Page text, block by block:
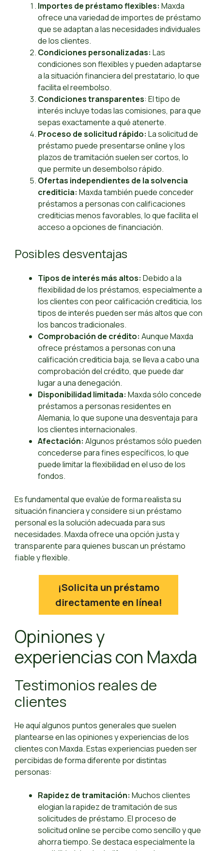
Importes de préstamo flexibles: Maxda
ofrece una variedad de importes de préstamo
que se adaptan a las necesidades individuales
de los clientes.
Condiciones personalizadas: Las
condiciones son flexibles y pueden adaptarse
a la situación financiera del prestatario, lo que
facilita el reembolso.
Condiciones transparentes: El tipo de
interés incluye todas las comisiones, para que
sepas exactamente a qué atenerte.
Proceso de solicitud rápido: La solicitud de
préstamo puede presentarse online y los
plazos de tramitación suelen ser cortos, lo
que permite un desembolso rápido.
Ofertas independientes de la solvencia
crediticia: Maxda también puede conceder
préstamos a personas con calificaciones
crediticias menos favorables, lo que facilita el
acceso a opciones de financiación.
Posibles desventajas
Tipos de interés más altos: Debido a la
flexibilidad de los préstamos, especialmente a
los clientes con peor calificación crediticia, los
tipos de interés pueden ser más altos que con
los bancos tradicionales.
Comprobación de crédito: Aunque Maxda
ofrece préstamos a personas con una
calificación crediticia baja, se lleva a cabo una
comprobación del crédito, que puede dar
lugar a una denegación.
Disponibilidad limitada: Maxda sólo concede
préstamos a personas residentes en
Alemania, lo que supone una desventaja para
los clientes internacionales.
Afectación: Algunos préstamos sólo pueden
concederse para fines específicos, lo que
puede limitar la flexibilidad en el uso de los
fondos.
Es fundamental que evalúe de forma realista su
situación financiera y considere si un préstamo
personal es la solución adecuada para sus
necesidades. Maxda ofrece una opción justa y
transparente para quienes buscan un préstamo
fiable y flexible.
¡Solicita un préstamo
directamente en línea!
Opiniones y
experiencias con Maxda
Testimonios reales de
clientes
He aquí algunos puntos generales que suelen
plantearse en las opiniones y experiencias de los
clientes con Maxda. Estas experiencias pueden ser
percibidas de forma diferente por distintas
personas:
Rapidez de tramitación: Muchos clientes
elogian la rapidez de tramitación de sus
solicitudes de préstamo. El proceso de
solicitud online se percibe como sencillo y que
ahorra tiempo. Se destaca especialmente la